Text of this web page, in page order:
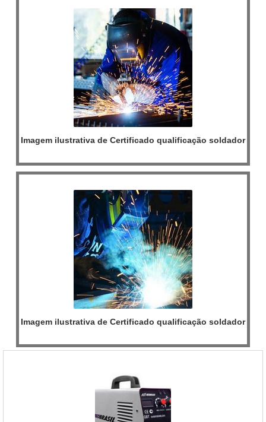
Imagem ilustrativa de Certificado qualificação soldador
Imagem ilustrativa de Certificado qualificação soldador